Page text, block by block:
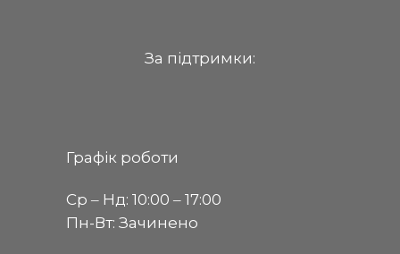
За пiдтримки:
Графік роботи
Ср ‒ Нд: 10:00 ‒ 17:00
Пн-Вт: Зачинено